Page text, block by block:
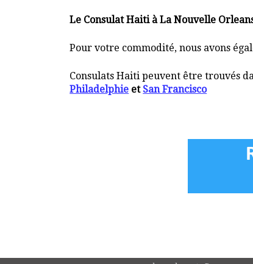
Le Consulat Haiti à La Nouvelle
Pour votre commodité, nous avons
Consulats Haiti peuvent être trouvés
Philadelphie et San Francisco